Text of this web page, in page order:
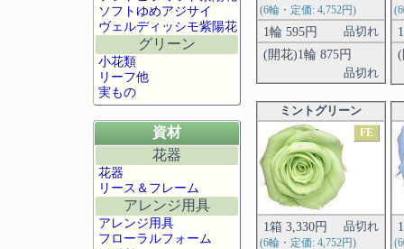
(6輪・定価: 4,752円)
1輪 595円 品切れ
(開花)1輪 875円
品切れ
(
ミントグリーン
FE
1箱 3,330円 品切れ
(6輪・定価: 4,752円)
ソフトゆめアジサイ
ヴェルディッシモ紫陽花
グリーン
小花類
リーフ他
実もの
資材
花器
花器
リース＆フレーム
アレンジ用具
アレンジ用具
フローラルフォーム